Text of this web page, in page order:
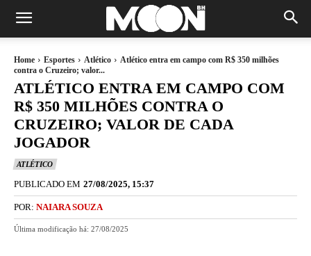
Home Esportes Atlético
Atlético entra em campo com R$ 350 milhões
contra o Cruzeiro; valor...
ATLÉTICO ENTRA EM CAMPO COM
R$ 350 MILHÕES CONTRA O
CRUZEIRO; VALOR DE CADA
JOGADOR
ATLÉTICO
PUBLICADO EM 27/08/2025, 15:37
POR: NAIARA SOUZA
Última modificação há: 27/08/2025